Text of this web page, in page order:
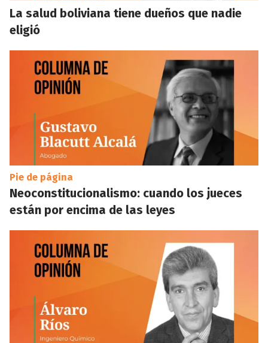
La salud boliviana tiene dueños que nadie
eligió
Pie de página
Neoconstitucionalismo: cuando los jueces
están por encima de las leyes